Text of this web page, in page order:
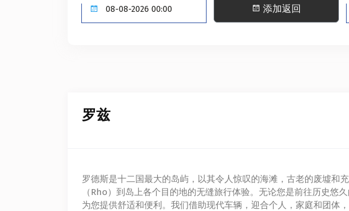
添加返回
罗兹
罗德斯是十二国最大的岛屿，以其令人惊叹的海滩，古老的废墟和
（Rho）到岛上各个目的地的无缝旅行体验。无论您是前往历史
为您提供舒适和便利。我们借助现代车辆，迎合个人，家庭和团体